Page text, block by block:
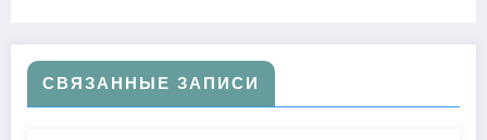
СВЯЗАННЫЕ ЗАПИСИ